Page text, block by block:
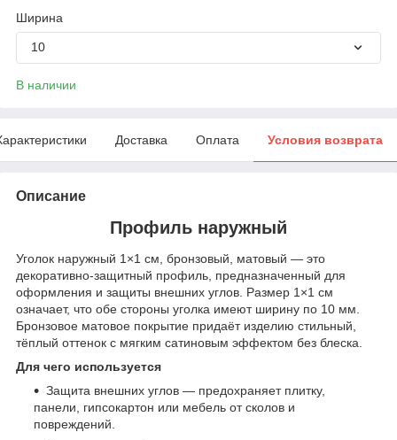
Ширина
10
В наличии
Доставка Оплата Условия возврата
Описание
Профиль наружный
Уголок наружный 1×1 см, бронзовый, матовый — это
декоративно‑защитный профиль, предназначенный для
оформления и защиты внешних углов. Размер 1×1 см
означает, что обе стороны уголка имеют ширину по 10 мм.
Бронзовое матовое покрытие придаёт изделию стильный,
тёплый оттенок с мягким сатиновым эффектом без блеска.
Для чего используется
Защита внешних углов — предохраняет плитку,
панели, гипсокартон или мебель от сколов и
повреждений.